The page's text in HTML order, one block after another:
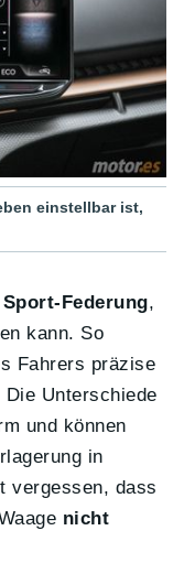
einstellbar ist,
Federung,
kann. So
Fahrers präzise
Unterschiede
und können
in
vergessen, dass
nicht